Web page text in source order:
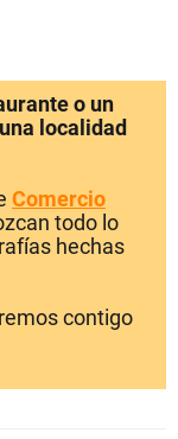
o un
localidad
Comercio
todo lo
hechas
contigo